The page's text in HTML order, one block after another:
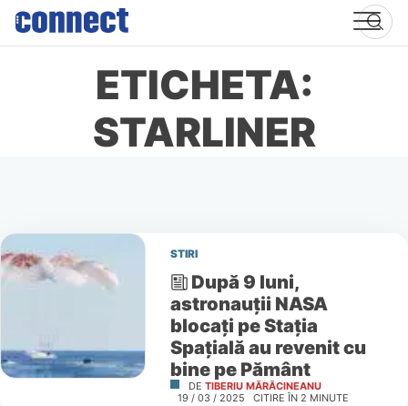
Skip
content
ETICHETA:
STARLINER
STIRI
După 9 luni,
astronauții NASA
blocați pe Stația
Spațială au revenit cu
bine pe Pământ
DE TIBERIU MĂRĂCINEANU
19 / 03 / 2025
CITIRE ÎN 2 MINUTE